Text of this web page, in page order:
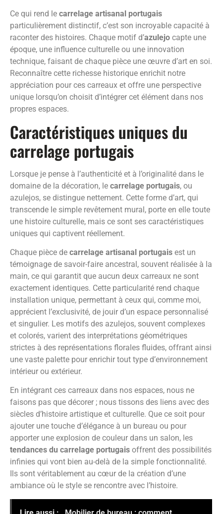
Ce qui rend le carrelage artisanal portugais
particulièrement distinctif, c’est son incroyable capacité à
raconter des histoires. Chaque motif d’azulejo capte une
époque, une influence culturelle ou une innovation
technique, faisant de chaque pièce une œuvre d’art en soi.
Reconnaître cette richesse historique enrichit notre
appréciation pour ces carreaux et offre une perspective
unique lorsqu’on choisit d’intégrer cet élément dans nos
propres espaces.
Caractéristiques uniques du
carrelage portugais
Lorsque je pense à l’authenticité et à l’originalité dans le
domaine de la décoration, le carrelage portugais, ou
azulejos, se distingue nettement. Cette forme d’art, qui
transcende le simple revêtement mural, porte en elle toute
une histoire culturelle, mais ce sont ses caractéristiques
uniques qui captivent réellement.
Chaque pièce de carrelage artisanal portugais est un
témoignage de savoir-faire ancestral, souvent réalisée à la
main, ce qui garantit que aucun deux carreaux ne sont
exactement identiques. Cette particularité rend chaque
installation unique, permettant à ceux qui, comme moi,
apprécient l’exclusivité, de jouir d’un espace personnalisé
et singulier. Les motifs des azulejos, souvent complexes
et colorés, varient des interprétations géométriques
strictes à des représentations florales fluides, offrant ainsi
une vaste palette pour enrichir tout type d’environnement
intérieur ou extérieur.
En intégrant ces carreaux dans nos espaces, nous ne
faisons pas que décorer ; nous tissons des liens avec des
siècles d’histoire artistique et culturelle. Que ce soit pour
ajouter une touche d’élégance à un bureau ou pour
apporter une explosion de couleur dans un salon, les
tendances du carrelage portugais offrent des possibilités
infinies qui vont bien au-delà de la simple fonctionnalité.
Ils sont véritablement au cœur de la création d’une
ambiance où le style se rencontre avec l’histoire.